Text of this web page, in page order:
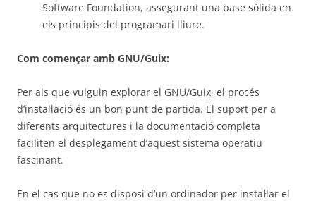
Software Foundation, assegurant una base sòlida en
els principis del programari lliure.
Com començar amb GNU/Guix:
Per als que vulguin explorar el GNU/Guix, el procés
d’instal·lació és un bon punt de partida. El suport per a
diferents arquitectures i la documentació completa
faciliten el desplegament d’aquest sistema operatiu
fascinant.
En el cas que no es disposi d’un ordinador per instal·lar el